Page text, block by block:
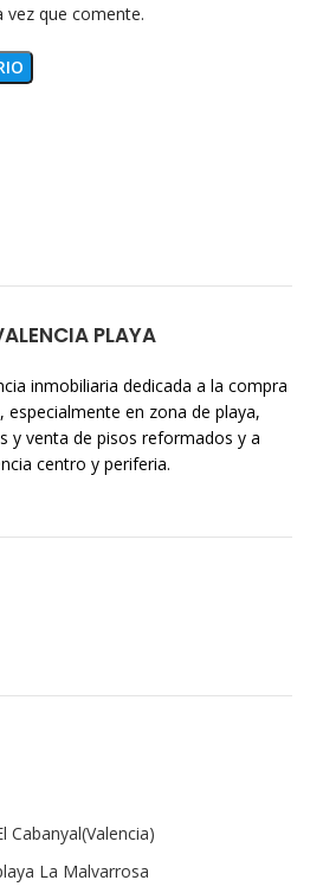
vez que comente.
PLAYA
inmobiliaria dedicada a la compra
especialmente en zona de playa,
y venta de pisos reformados y a
centro y periferia.
Cabanyal(Valencia)
La Malvarrosa